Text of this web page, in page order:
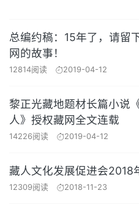
总编约稿：15年了，请留
网的故事！
12814阅读 2019-04-12
黎正光藏地题材长篇小说
人》授权藏网全文连载
14226阅读 2019-04-12
藏人文化发展促进会2018
12309阅读 2018-11-23